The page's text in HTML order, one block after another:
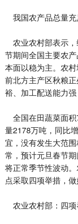
我国农产品总量充
农业农村部表示
节期间全国主要农
本面以稳为主。农
前北方主产区秋粮
裕、加工配送能力强
全国在田蔬菜面
量2178万吨，同比
宜，没有发生大范
常，预计元旦春节
将正常季节性波动
点采取四项举措，做
农业农村部：四